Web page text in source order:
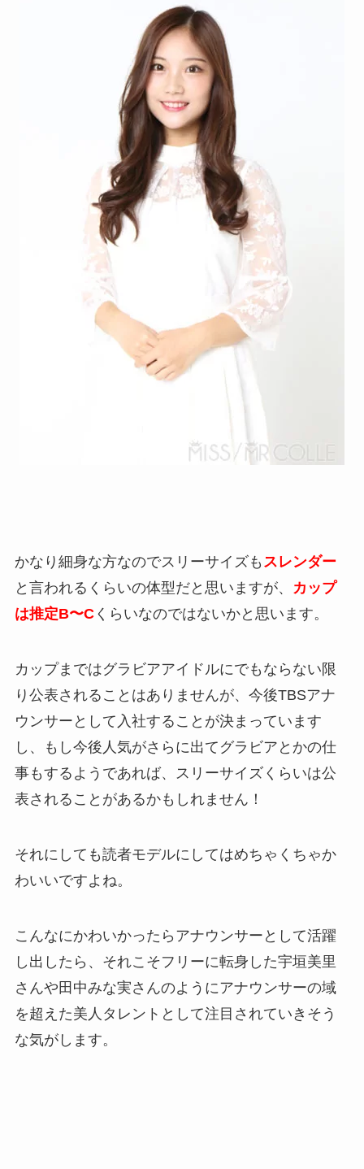
かなり細身な方なのでスリーサイズも スレンダー
と言われるくらいの体型だと思いますが、
カップ
は推定B〜Cくらいなのではないかと思います。
カップまではグラビアアイドルにでもならない限
り公表されることはありませんが、今後TBSアナ
ウンサーとして入社することが決まっています
し、もし今後人気がさらに出てグラビアとかの仕
事もするようであれば、スリーサイズくらいは公
表されることがあるかもしれません！
それにしても読者モデルにしてはめちゃくちゃか
わいいですよね。
こんなにかわいかったらアナウンサーとして活躍
し出したら、それこそフリーに転身した宇垣美里
さんや田中みな実さんのようにアナウンサーの域
を超えた美人タレントとして注目されていきそう
な気がします。